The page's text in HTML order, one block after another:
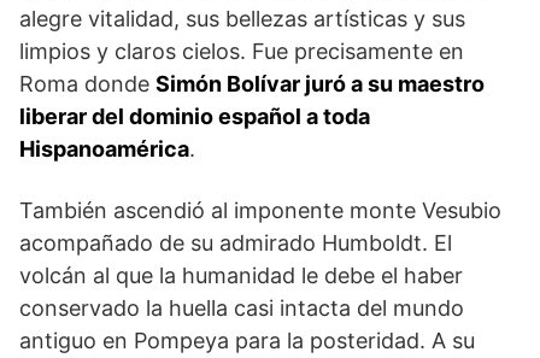
alegre vitalidad, sus bellezas artísticas y sus
limpios y claros cielos. Fue precisamente en
Roma donde Simón Bolívar juró a su maestro
liberar del dominio español a toda
Hispanoamérica.
También ascendió al imponente monte Vesubio
acompañado de su admirado Humboldt. El
volcán al que la humanidad le debe el haber
conservado la huella casi intacta del mundo
antiguo en Pompeya para la posteridad. A su